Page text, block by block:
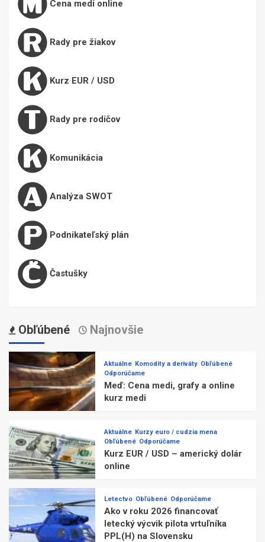
Cena medi online
Rady pre žiakov
Kurz EUR / USD
Rady pre rodičov
Komunikácia
Analýza SWOT
Podnikateľský plán
Častušky
Obľúbené Najnovšie
Aktuálne Komodity a deriváty Obľúbené
Odporúčame
Meď: Cena medi, grafy a online
kurz medi
Aktuálne Kurzy euro / cudzia mena
Obľúbené Odporúčame
Kurz EUR / USD – americký dolár
online
Letectvo Obľúbené Odporúčame
Ako v roku 2026 financovať
letecký výcvik pilota vrtuľníka
PPL(H) na Slovensku